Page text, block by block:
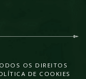
OS DIREITOS
DE COOKIES